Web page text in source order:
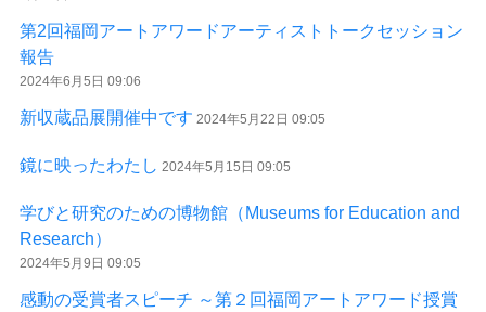
第2回福岡アートアワードアーティストトークセッション
報告
2024年6月5日 09:06
新収蔵品展開催中です 2024年5月22日 09:05
鏡に映ったわたし 2024年5月15日 09:05
学びと研究のための博物館（Museums for Education and
Research）
2024年5月9日 09:05
感動の受賞者スピーチ ～第２回福岡アートアワード授賞